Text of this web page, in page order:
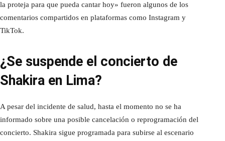
la proteja para que pueda cantar hoy» fueron algunos de los
comentarios compartidos en plataformas como Instagram y
TikTok.
¿Se suspende el concierto de
Shakira en Lima?
A pesar del incidente de salud, hasta el momento no se ha
informado sobre una posible cancelación o reprogramación del
concierto. Shakira sigue programada para subirse al escenario